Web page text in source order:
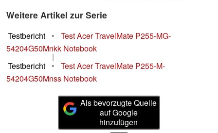
Weitere Artikel zur Serie
Testbericht •
Test Acer TravelMate P255-MG-
54204G50Mnkk Notebook
|
Testbericht
•
Test Acer TravelMate P255-M-
54204G50Mnss Notebook
Als bevorzugte Quelle
auf Google
hinzufügen